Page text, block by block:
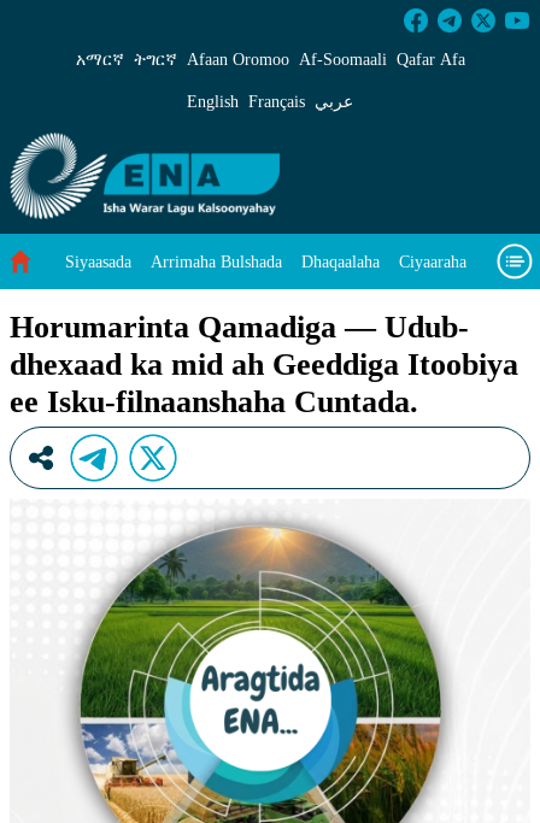
Horumarinta Qamadiga &#8212; Udub-
አማርኛ ትግርኛ Afaan Oromoo Af‑Soomaali Qafar Afa
English Français عربي
Siyaasada Arrimaha Bulshada Dhaqaalaha Ciyaaraha
Wararka Caalamka Qodobada Tilmaamaha Muuqaalo
Arrimaheena
Horumarinta Qamadiga — Udub-
dhexaad ka mid ah Geeddiga Itoobiya
ee Isku-filnaanshaha Cuntada.